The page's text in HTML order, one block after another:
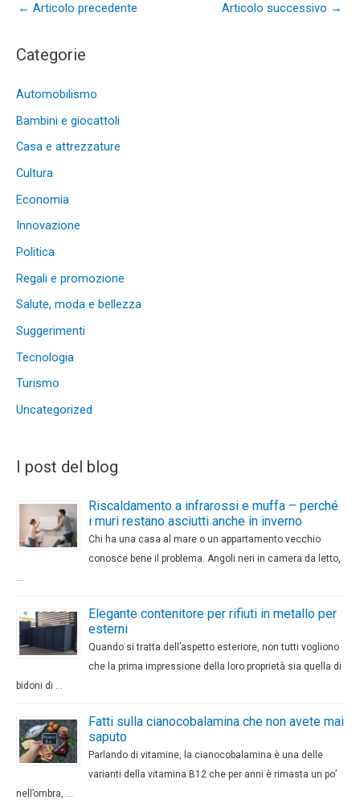
← Articolo precedente Articolo successivo →
Categorie
Automobilismo
Bambini e giocattoli
Casa e attrezzature
Cultura
Economia
Innovazione
Politica
Regali e promozione
Salute, moda e bellezza
Suggerimenti
Tecnologia
Turismo
Uncategorized
I post del blog
Riscaldamento a infrarossi e muffa – perché
i muri restano asciutti anche in inverno
Chi ha una casa al mare o un appartamento vecchio
conosce bene il problema. Angoli neri in camera da letto,
Elegante contenitore per rifiuti in metallo per
esterni
Quando si tratta dell’aspetto esteriore, non tutti vogliono
che la prima impressione della loro proprietà sia quella di
bidoni di …
Fatti sulla cianocobalamina che non avete mai
saputo
Parlando di vitamine, la cianocobalamina è una delle
varianti della vitamina B12 che per anni è rimasta un po’
nell’ombra, …